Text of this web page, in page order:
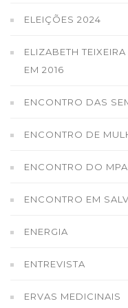
ELEIÇÕES 2024
ELIZABETH
EM 2016
ENCONTRO DAS
ENCONTRO DE
ENCONTRO DO
ENCONTRO EM
ENERGIA
ENTREVISTA
ERVAS MEDICINAIS